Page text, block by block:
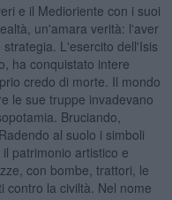
e il Medioriente con i suoi
un'amara verità: l'aver
L'esercito dell'Isis
ha conquistato intere
credo di morte. Il mondo
le sue truppe invadevano
Bruciando,
al suolo i simboli
patrimonio artistico e
con bombe, trattori, le
contro la civiltà. Nel nome